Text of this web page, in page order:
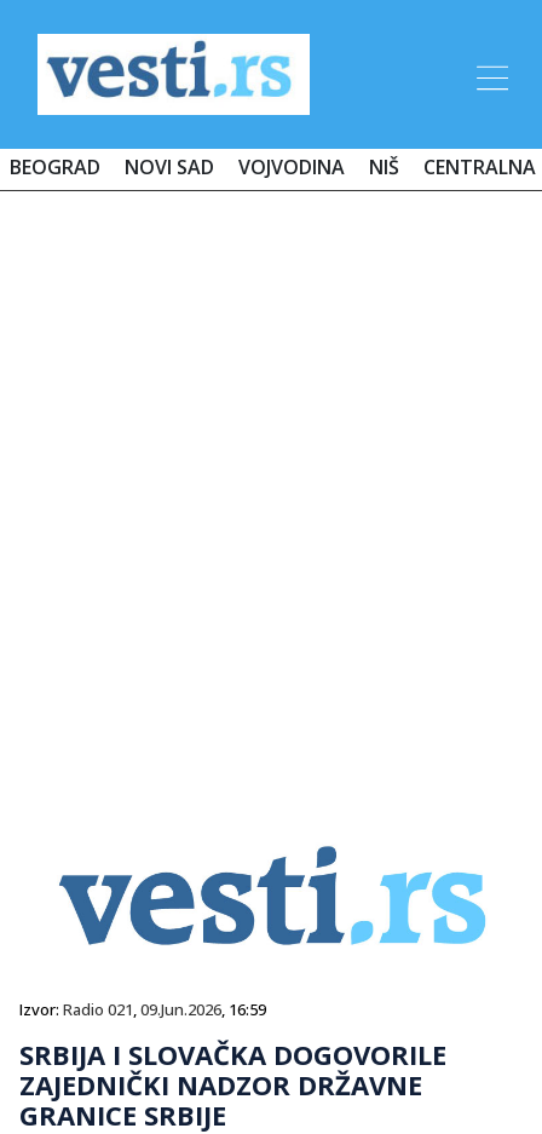
BEOGRAD NOVI SAD VOJVODINA NIŠ CENTRALNA
Izvor: Radio 021,09.Jun.2026, 16:59
SRBIJA I SLOVAČKA DOGOVORILE
ZAJEDNIČKI NADZOR DRŽAVNE
GRANICE SRBIJE